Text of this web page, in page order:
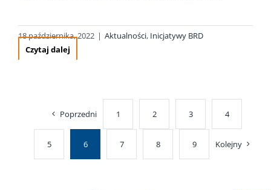
18 października, 2022 | Aktualności, Inicjatywy BRD
Czytaj dalej
Poprzedni 1 2 3 4
5 6 7 8 9 Kolejny